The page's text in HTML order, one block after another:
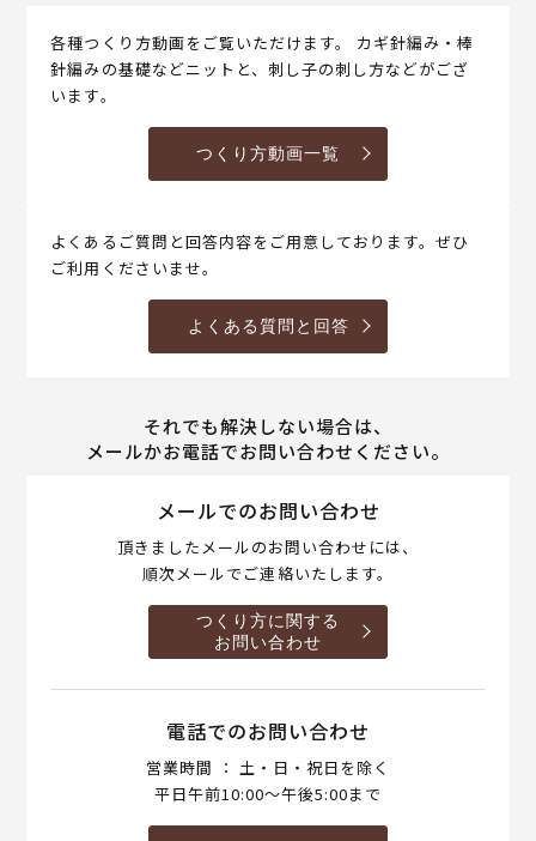
各種つくり方動画をご覧いただけます。 カギ針編み・棒
針編みの基礎などニットと、刺し子の刺し方などがござ
います。
つくり方動画一覧
よくあるご質問と回答内容をご用意しております。ぜひ
ご利用くださいませ。
よくある質問と回答
それでも解決しない場合は、
メールかお電話でお問い合わせください。
メールでのお問い合わせ
頂きましたメールのお問い合わせには、
順次メールでご連絡いたします。
つくり方に関する
お問い合わせ
電話でのお問い合わせ
営業時間 ： 土・日・祝日を除く
平日午前10:00～午後5:00まで